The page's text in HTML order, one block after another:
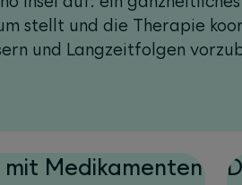
stellt und die Therapie
und Langzeitfolgen
Medikamenten